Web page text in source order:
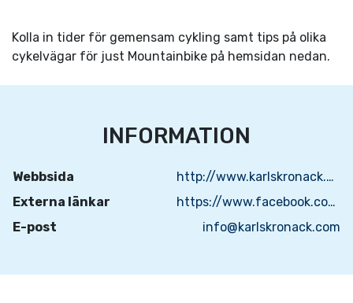
Kolla in tider för gemensam cykling samt tips på olika
cykelvägar för just Mountainbike på hemsidan nedan.
INFORMATION
Webbsida
http://www.karlskronack.com/Mountainbike/
Externa länkar
https://www.facebook.com/karlskronack/
E-post
info@karlskronack.com